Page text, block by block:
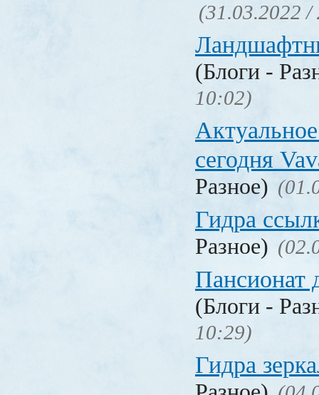
(31.03.2022 /
(Блоги -
10:02)
сегодня
Разное)
Гидра
Разное)
Пансионат
(Блоги -
10:29)
Гидра